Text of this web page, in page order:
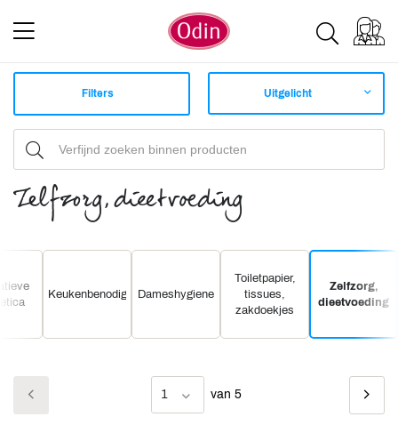
Filters Uitgelicht
Zelfzorg, dieetvoeding
KeukenbenodigdhedenDameshygiene
Toiletpapier,
tissues,
zakdoekjes
Zelfzorg,
dieetvoeding
1 van 5